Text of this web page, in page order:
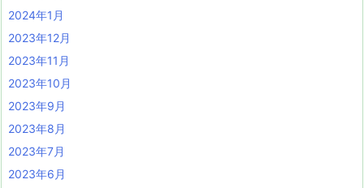
2024年1月
2023年12月
2023年11月
2023年10月
2023年9月
2023年8月
2023年7月
2023年6月